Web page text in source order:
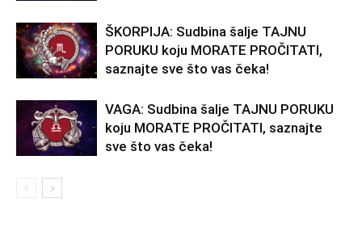
ŠKORPIJA: Sudbina šalje TAJNU
PORUKU koju MORATE PROČITATI,
saznajte sve što vas čeka!
VAGA: Sudbina šalje TAJNU PORUKU
koju MORATE PROČITATI, saznajte
sve što vas čeka!